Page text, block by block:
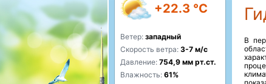
+22.3 °C
Ветер: западный
Скорость ветра: 3-7 м/с
Давление: 754,9 мм рт.ст.
Влажность: 61%
В